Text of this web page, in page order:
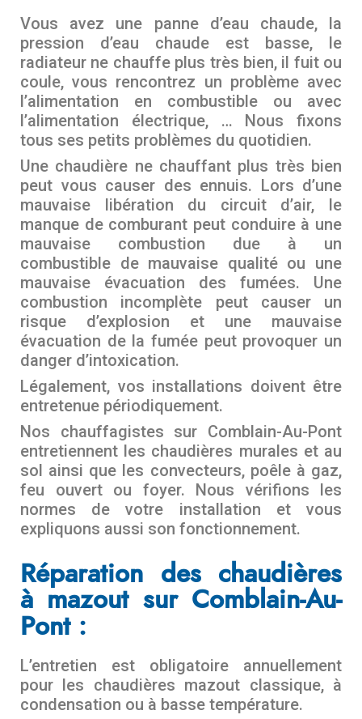
Vous avez une panne d’eau chaude, la
pression d’eau chaude est basse, le
radiateur ne chauffe plus très bien, il fuit ou
coule, vous rencontrez un problème avec
l’alimentation en combustible ou avec
l’alimentation électrique, … Nous fixons
tous ses petits problèmes du quotidien.
Une chaudière ne chauffant plus très bien
peut vous causer des ennuis. Lors d’une
mauvaise libération du circuit d’air, le
manque de comburant peut conduire à une
mauvaise combustion due à un
combustible de mauvaise qualité ou une
mauvaise évacuation des fumées. Une
combustion incomplète peut causer un
risque d’explosion et une mauvaise
évacuation de la fumée peut provoquer un
danger d’intoxication.
Légalement, vos installations doivent être
entretenue périodiquement.
Nos chauffagistes sur Comblain-Au-Pont
entretiennent les chaudières murales et au
sol ainsi que les convecteurs, poêle à gaz,
feu ouvert ou foyer. Nous vérifions les
normes de votre installation et vous
expliquons aussi son fonctionnement.
Réparation des chaudières
à mazout sur Comblain-Au-
Pont :
L’entretien est obligatoire annuellement
pour les chaudières mazout classique, à
condensation ou à basse température.